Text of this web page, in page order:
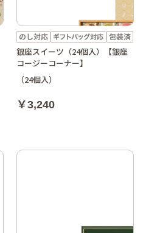
銀座スイーツ（24個入）【銀座
コージーコーナー】
（24個入）
￥3,240